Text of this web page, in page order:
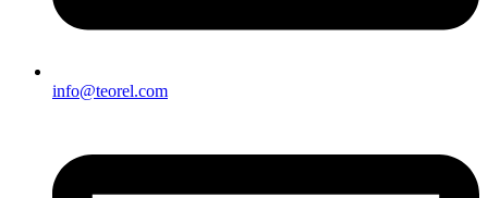
info@teorel.com